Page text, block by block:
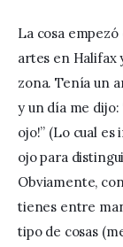
La cosa empezó
artes en Halifax
zona. Tenía un
y un día me dijo:
ojo!” (Lo cual
ojo para
Obviamente,
tienes entre
tipo de cosas